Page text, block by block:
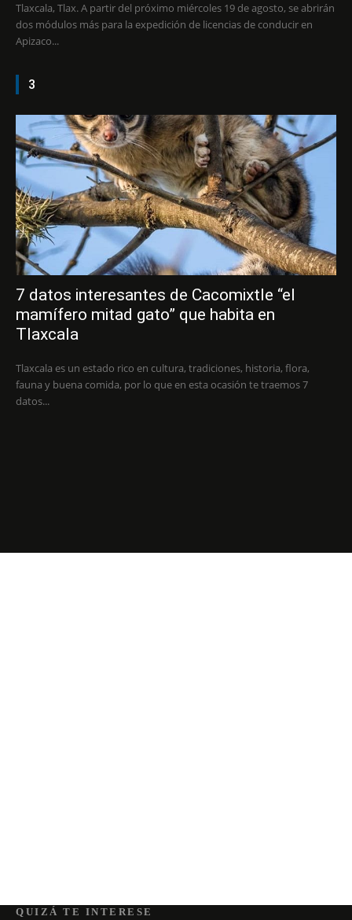
Tlaxcala, Tlax. A partir del próximo miércoles 19 de agosto, se abrirán
dos módulos más para la expedición de licencias de conducir en
Apizaco...
3
7 datos interesantes de Cacomixtle “el
mamífero mitad gato” que habita en
Tlaxcala
Tlaxcala es un estado rico en cultura, tradiciones, historia, flora,
fauna y buena comida, por lo que en esta ocasión te traemos 7
datos...
QUIZÁ TE INTERESE